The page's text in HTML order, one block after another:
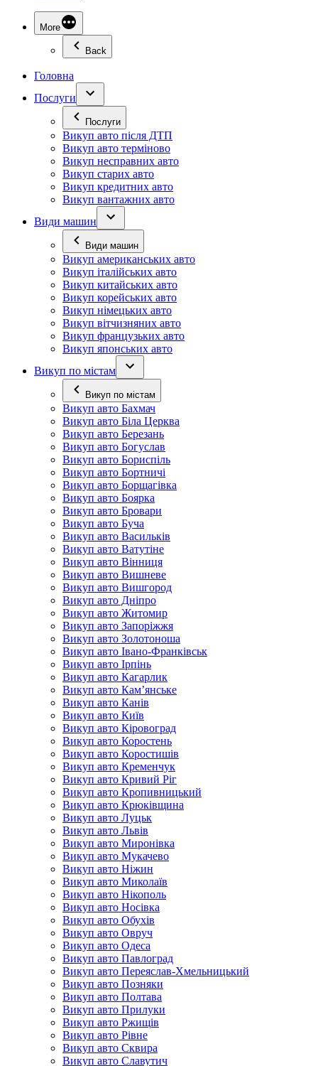
More
Back
Головна
Послуги
Послуги
Викуп авто після ДТП
Викуп авто терміново
Викуп несправних авто
Викуп старих авто
Викуп кредитних авто
Викуп вантажних авто
Види машин
Види машин
Викуп американських авто
Викуп італійських авто
Викуп китайських авто
Викуп корейських авто
Викуп німецьких авто
Викуп вітчизняних авто
Викуп французьких авто
Викуп японських авто
Викуп по містам
Викуп по містам
Викуп авто Бахмач
Викуп авто Біла Церква
Викуп авто Березань
Викуп авто Богуслав
Викуп авто Бориспіль
Викуп авто Бортничі
Викуп авто Борщагівка
Викуп авто Боярка
Викуп авто Бровари
Викуп авто Буча
Викуп авто Васильків
Викуп авто Ватутіне
Викуп авто Вінниця
Викуп авто Вишневе
Викуп авто Вишгород
Викуп авто Дніпро
Викуп авто Житомир
Викуп авто Запоріжжя
Викуп авто Золотоноша
Викуп авто Івано-Франківськ
Викуп авто Ірпінь
Викуп авто Кагарлик
Викуп авто Кам’янське
Викуп авто Канів
Викуп авто Київ
Викуп авто Кіровоград
Викуп авто Коростень
Викуп авто Коростишів
Викуп авто Кременчук
Викуп авто Кривий Ріг
Викуп авто Кропивницький
Викуп авто Крюківщина
Викуп авто Луцьк
Викуп авто Львів
Викуп авто Миронівка
Викуп авто Мукачево
Викуп авто Ніжин
Викуп авто Миколаїв
Викуп авто Нікополь
Викуп авто Носівка
Викуп авто Обухів
Викуп авто Овруч
Викуп авто Одеса
Викуп авто Павлоград
Викуп авто Переяслав-Хмельницький
Викуп авто Позняки
Викуп авто Полтава
Викуп авто Прилуки
Викуп авто Ржищів
Викуп авто Рівне
Викуп авто Сквира
Викуп авто Славутич